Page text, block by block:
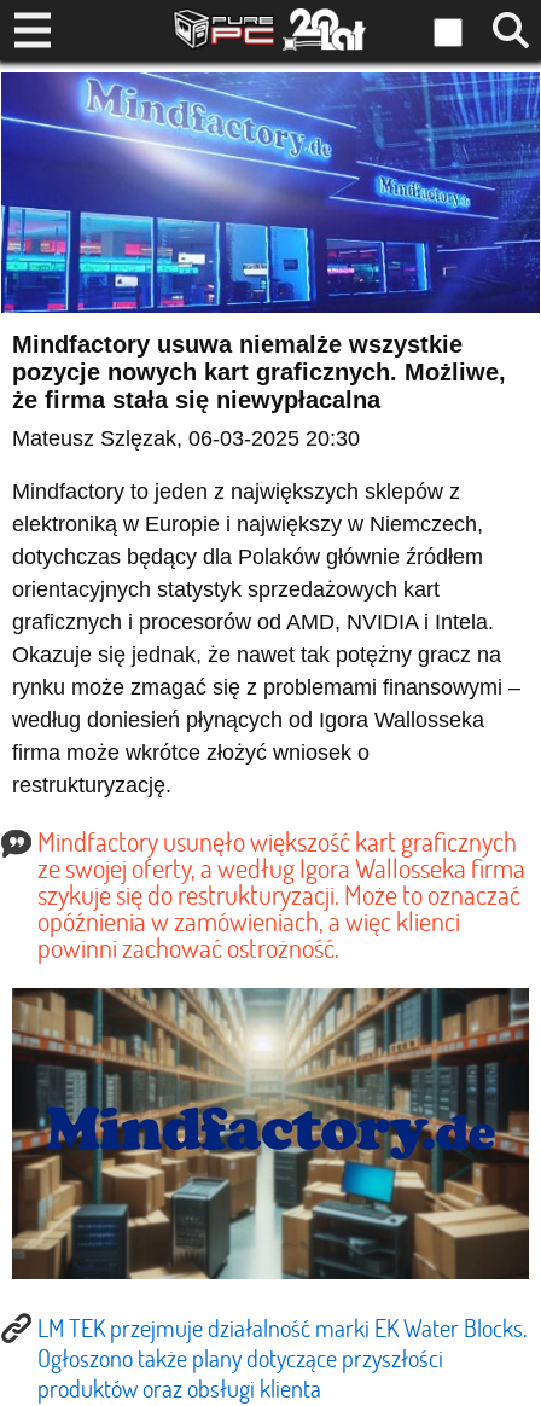
Mindfactory usuwa niemalże wszystkie
pozycje nowych kart graficznych. Możliwe,
że firma stała się niewypłacalna
Mateusz Szlęzak, 06-03-2025 20:30
Mindfactory to jeden z największych sklepów z
elektroniką w Europie i największy w Niemczech,
dotychczas będący dla Polaków głównie źródłem
orientacyjnych statystyk sprzedażowych kart
graficznych i procesorów od AMD, NVIDIA i Intela.
Okazuje się jednak, że nawet tak potężny gracz na
rynku może zmagać się z problemami finansowymi –
według doniesień płynących od Igora Wallosseka
firma może wkrótce złożyć wniosek o
restrukturyzację.
Mindfactory usunęło większość kart graficznych
ze swojej oferty, a według Igora Wallosseka firma
szykuje się do restrukturyzacji. Może to oznaczać
opóźnienia w zamówieniach, a więc klienci
powinni zachować ostrożność.
LM TEK przejmuje działalność marki EK Water Blocks.
Ogłoszono także plany dotyczące przyszłości
produktów oraz obsługi klienta